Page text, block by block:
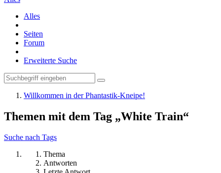
Alles
Seiten
Forum
Erweiterte Suche
Willkommen in der Phantastik-Kneipe!
Themen mit dem Tag „White Train“
Suche nach Tags
Thema
Antworten